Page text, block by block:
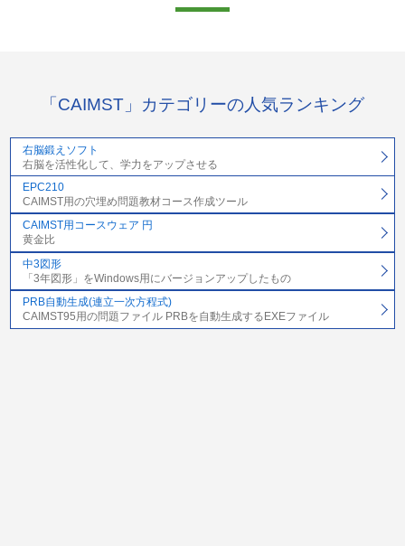
「CAIMST」カテゴリーの人気ランキング
右脳鍛えソフト
右脳を活性化して、学力をアップさせる
EPC210
CAIMST用の穴埋め問題教材コース作成ツール
CAIMST用コースウェア 円
黄金比
中3図形
「3年図形」をWindows用にバージョンアップしたもの
PRB自動生成(連立一次方程式)
CAIMST95用の問題ファイル PRBを自動生成するEXEファイル